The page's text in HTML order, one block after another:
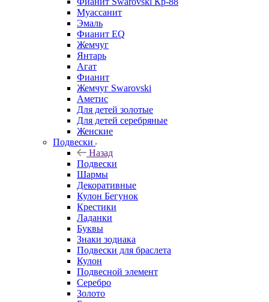
Муассанит
Эмаль
Фианит EQ
Жемчуг
Янтарь
Агат
Фианит
Жемчуг Swarovski
Аметис
Для детей золотые
Для детей серебряные
Женские
Подвески
Назад
Подвески
Шармы
Декоративные
Кулон Бегунок
Крестики
Ладанки
Буквы
Знаки зодиака
Подвески для браслета
Кулон
Подвесной элемент
Серебро
Золото